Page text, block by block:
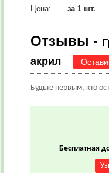
Цена:
за 1 шт.
Отзывы -
акрил
Будьте первым, кто
Бесплатная